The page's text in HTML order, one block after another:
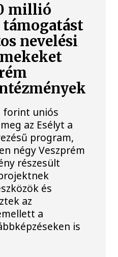
millió
nevelési
forint uniós
az Esélyt a
program,
négy Veszprém
részesült
és
az
a
is